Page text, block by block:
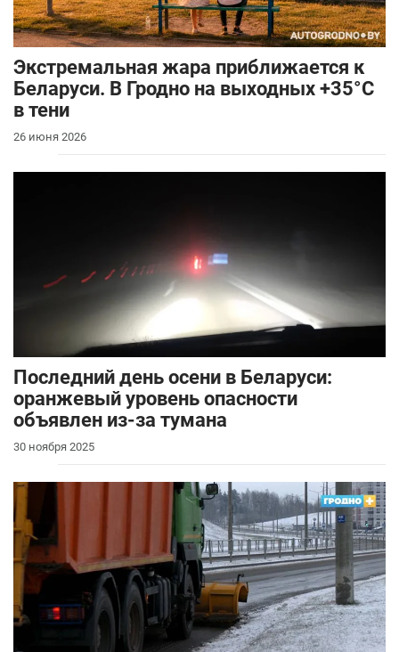
Экстремальная жара приближается к
Беларуси. В Гродно на выходных +35°C
в тени
26 июня 2026
Последний день осени в Беларуси:
оранжевый уровень опасности
объявлен из-за тумана
30 ноября 2025